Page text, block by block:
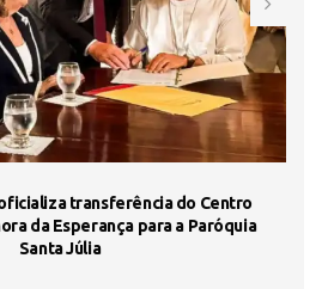
transferência do Centro
da Esperança para a Paróquia
Santa Júlia